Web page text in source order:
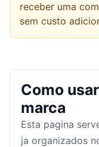
receber uma
sem custo
Como
marca
Esta pagina
ja organizados